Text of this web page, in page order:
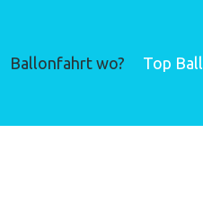
Ballonfahrt wo? Top